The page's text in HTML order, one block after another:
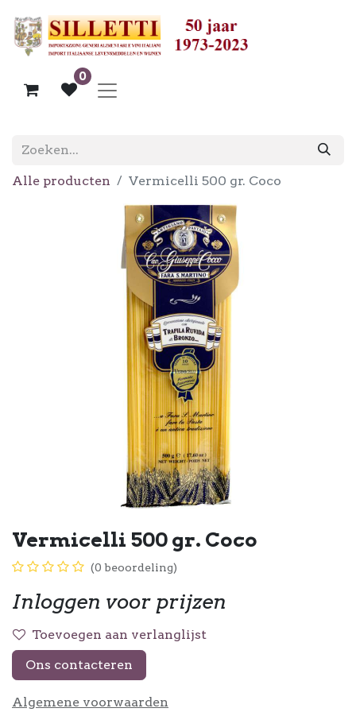
0
Alle producten Vermicelli 500 gr. Coco
Vermicelli 500 gr. Coco
(0 beoordeling)
Inloggen voor prijzen
Toevoegen aan verlanglijst
Ons contacteren
Algemene voorwaarden